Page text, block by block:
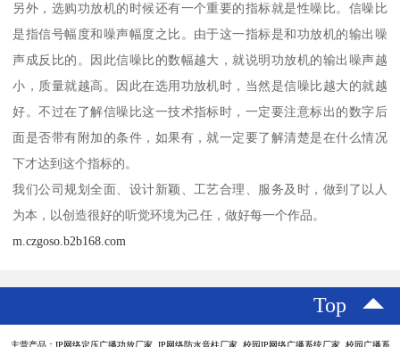
另外，选购功放机的时候还有一个重要的指标就是性噪比。信噪比
是指信号幅度和噪声幅度之比。由于这一指标是和功放机的输出噪
声成反比的。因此信噪比的数幅越大，就说明功放机的输出噪声越
小，质量就越高。因此在选用功放机时，当然是信噪比越大的就越
好。不过在了解信噪比这一技术指标时，一定要注意标出的数字后
面是否带有附加的条件，如果有，就一定要了解清楚是在什么情况
下才达到这个指标的。
我们公司规划全面、设计新颖、工艺合理、服务及时，做到了以人
为本，以创造很好的听觉环境为己任，做好每一个作品。
m.czgoso.b2b168.com
Top